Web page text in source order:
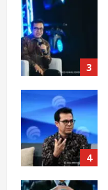
4
5